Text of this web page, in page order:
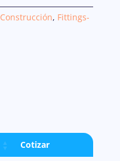
Construcción, Fittings-
Cotizar